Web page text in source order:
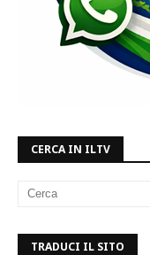
CERCA IN ILTV
TRADUCI IL SITO